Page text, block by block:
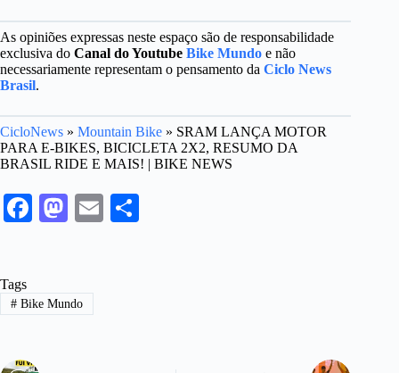
As opiniões expressas neste espaço são de responsabilidade
exclusiva do Canal do Youtube Bike Mundo e não
necessariamente representam o pensamento da Ciclo News
Brasil.
CicloNews » Mountain Bike » SRAM LANÇA MOTOR
PARA E-BIKES, BICICLETA 2X2, RESUMO DA
BRASIL RIDE E MAIS! | BIKE NEWS
Fa
ok
M
do
n
E
Tags
#Bike Mundo